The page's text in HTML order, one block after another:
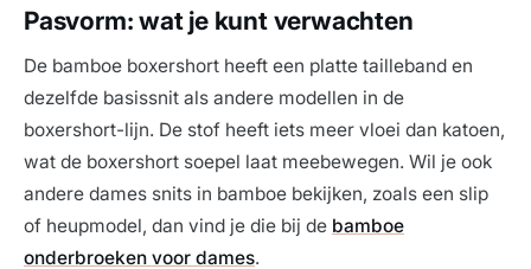
Pasvorm: wat je kunt verwachten
De bamboe boxershort heeft een platte tailleband en
dezelfde basissnit als andere modellen in de
boxershort-lijn. De stof heeft iets meer vloei dan katoen,
wat de boxershort soepel laat meebewegen. Wil je ook
andere dames snits in bamboe bekijken, zoals een slip
of heupmodel, dan vind je die bij de bamboe
onderbroeken voor dames.